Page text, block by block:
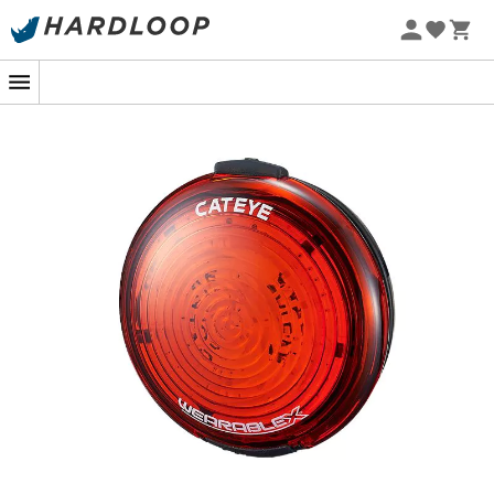
Letnie promocje 🔥 -5% DODATKOWO przy zakupie 2
tolampka rowerowa tylna
. Idealna do bycia widocznym dla kierowców w